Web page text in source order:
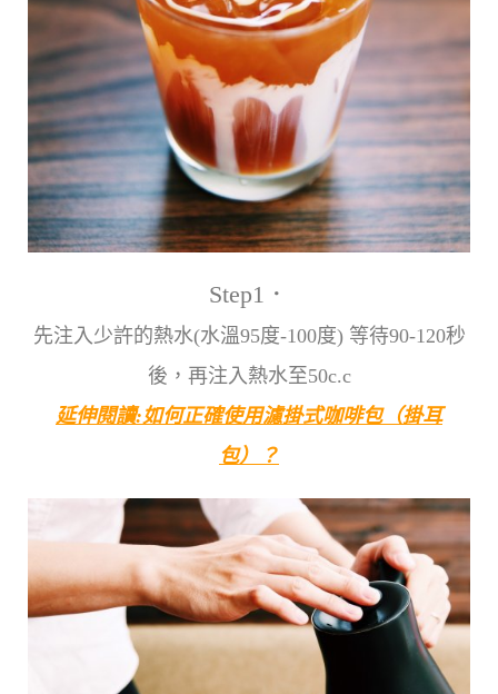
Step1．
先注入少許的熱水(水溫95度-100度) 等待90-120秒
後，再注入熱水至50c.c
延伸閱讀:如何正確使用濾掛式咖啡包（掛耳
包）？